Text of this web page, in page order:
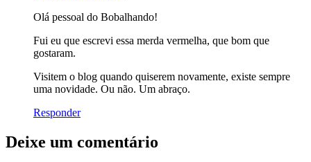
Olá pessoal do Bobalhando!
Fui eu que escrevi essa merda vermelha, que bom que
gostaram.
Visitem o blog quando quiserem novamente, existe sempre
uma novidade. Ou não. Um abraço.
Responder
Deixe um comentário